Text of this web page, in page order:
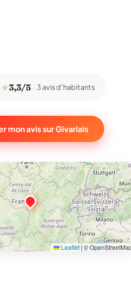
★3,3/5 3 avis d'habitants
mon avis sur Givarlais
Leaflet|©